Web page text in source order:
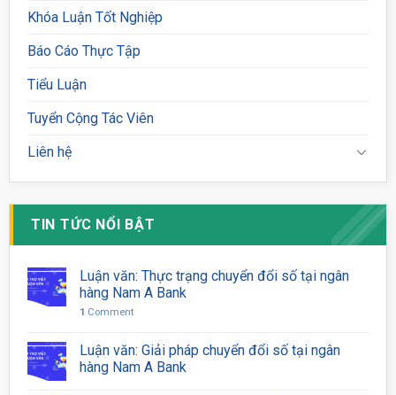
Khóa Luận Tốt Nghiệp
Báo Cáo Thực Tập
Tiểu Luận
Tuyển Cộng Tác Viên
Liên hệ
TIN TỨC NỔI BẬT
Luận văn: Thực trạng chuyển đổi số tại ngân
hàng Nam A Bank
1 Comment
Luận văn: Giải pháp chuyển đổi số tại ngân
hàng Nam A Bank